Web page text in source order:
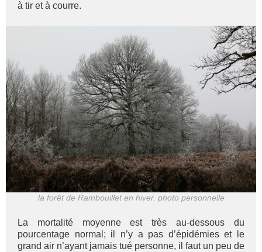
à tir et à courre.
la forêt de Rambouillet en hiver. photo personnelle
La mortalité moyenne est très au-dessous du
pourcentage normal; il n’y a pas d’épidémies et le
grand air n’ayant jamais tué personne, il faut un peu de